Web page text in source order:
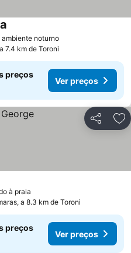
noturno
7.4 km de Toroni
preços
Ver preços
Partilhar
à praia
a 8.3 km de Toroni
preços
Ver preços